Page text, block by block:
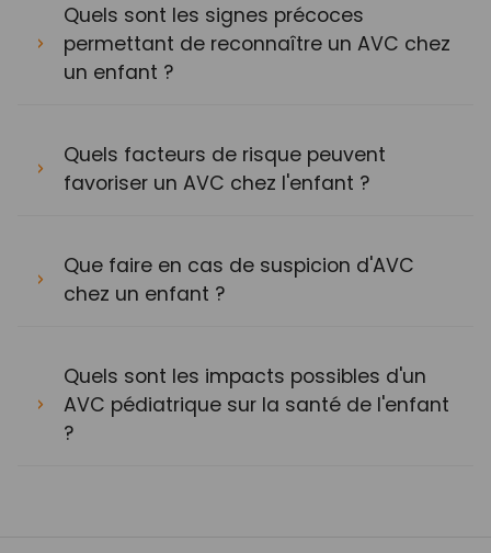
Quels sont les signes précoces
permettant de reconnaître un AVC chez
un enfant ?
Quels facteurs de risque peuvent
favoriser un AVC chez l'enfant ?
Que faire en cas de suspicion d'AVC
chez un enfant ?
Quels sont les impacts possibles d'un
AVC pédiatrique sur la santé de l'enfant
?